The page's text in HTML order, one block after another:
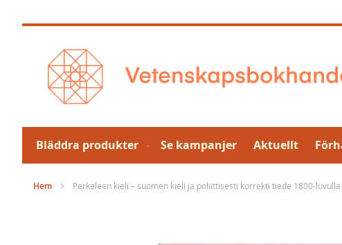
till
Bläddra produkter Se kampanjer Aktuellt
Hem Perkeleen kieli – suomen kieli ja poliittisesti korrekti tiede 1800-luvulla